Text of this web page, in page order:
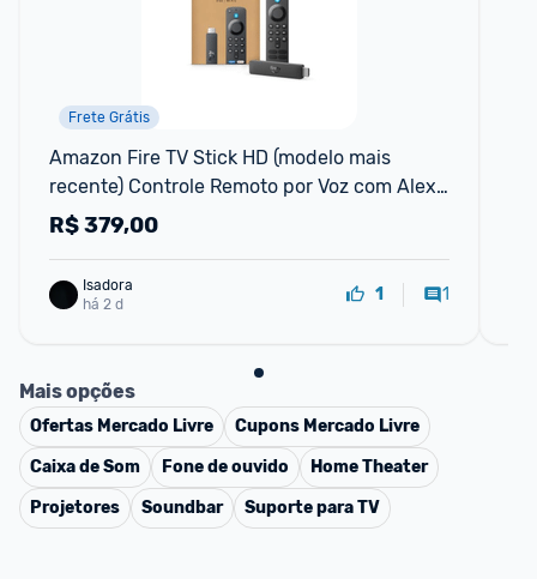
Frete Grátis
Amazon Fire TV Stick HD (modelo mais
recente) Controle Remoto por Voz com Alexa
alimentado pela TV com configuração
R$379,00
Isadora
há 2 d
1 1
Mais opções
Ofertas Mercado Livre Cupons Mercado Livre
Caixa de Som
Fone de ouvido
Home Theater
Projetores
Soundbar Suporte para TV